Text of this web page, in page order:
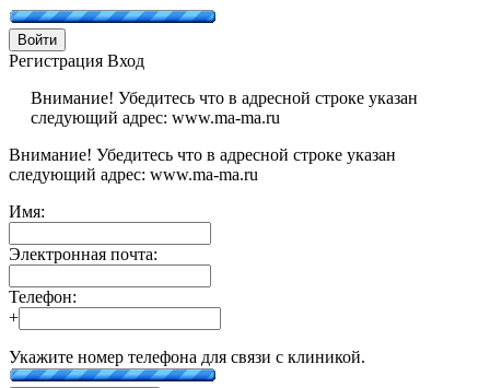
Войти
Регистрация Вход
Внимание! Убедитесь что в адресной строке указан
следующий адрес: www.ma-ma.ru
Внимание! Убедитесь что в адресной строке указан
следующий адрес: www.ma-ma.ru
Имя:
Электронная почта:
Телефон:
+
Укажите номер телефона для связи с клиникой.